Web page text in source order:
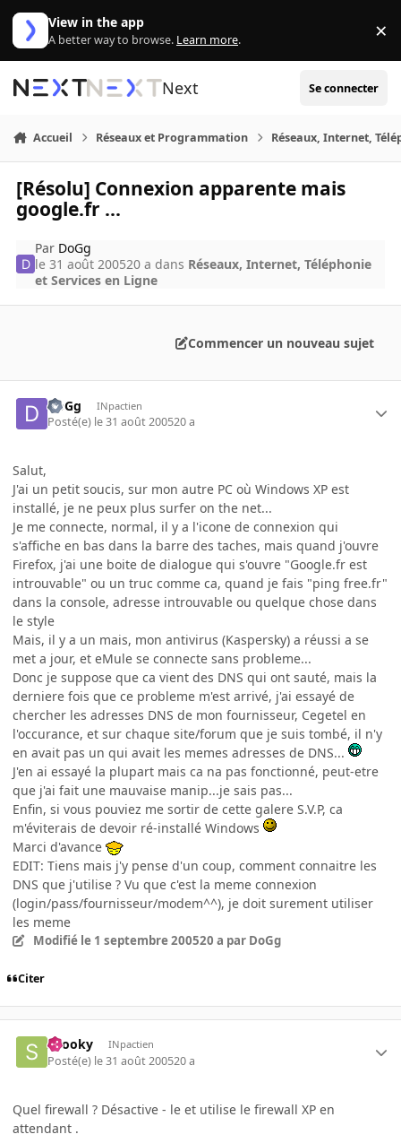
Aller au contenu
View in the app
A better way to browse. Learn more. ×
Next Se connecter
Accueil Réseaux et Programmation Réseaux, Internet,
[Résolu] Connexion apparente mais
google.fr ...
Par DoGg
le 31 août 200520 a dans Réseaux, Internet, Téléphonie
et Services en Ligne
Commencer un nouveau sujet
DoGg INpactien
Posté(e) le 31 août 200520 a
Salut,
J'ai un petit soucis, sur mon autre PC où Windows XP est
installé, je ne peux plus surfer on the net...
Je me connecte, normal, il y a l'icone de connexion qui
s'affiche en bas dans la barre des taches, mais quand j'ouvre
Firefox, j'ai une boite de dialogue qui s'ouvre "Google.fr est
introuvable" ou un truc comme ca, quand je fais "ping free.fr"
dans la console, adresse introuvable ou quelque chose dans
le style
Mais, il y a un mais, mon antivirus (Kaspersky) a réussi a se
met a jour, et eMule se connecte sans probleme...
Donc je suppose que ca vient des DNS qui ont sauté, mais la
derniere fois que ce probleme m'est arrivé, j'ai essayé de
chercher les adresses DNS de mon fournisseur, Cegetel en
l'occurance, et sur chaque site/forum que je suis tombé, il n'y
en avait pas un qui avait les memes adresses de DNS...
J'en ai essayé la plupart mais ca na pas fonctionné, peut-etre
que j'ai fait une mauvaise manip...je sais pas...
Enfin, si vous pouviez me sortir de cette galere S.V.P, ca
m'éviterais de devoir ré-installé Windows
Marci d'avance
EDIT: Tiens mais j'y pense d'un coup, comment connaitre les
DNS que j'utilise ? Vu que c'est la meme connexion
(login/pass/fournisseur/modem^^), je doit surement utiliser
les meme
Modifié le 1 septembre 200520 a par DoGg
Citer
snooky INpactien
Posté(e) le 31 août 200520 a
Quel firewall ? Désactive - le et utilise le firewall XP en
attendant .